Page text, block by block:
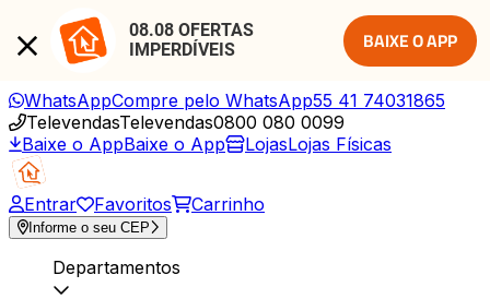
08.08 OFERTAS
IMPERDÍVEIS
BAIXE O APP
WhatsAppCompre pelo WhatsApp55 41 74031865
TelevendasTelevendas0800 080 0099
Baixe o AppBaixe o App LojasLojas Físicas
Entrar Favoritos Carrinho
Informe o seu CEP
Departamentos